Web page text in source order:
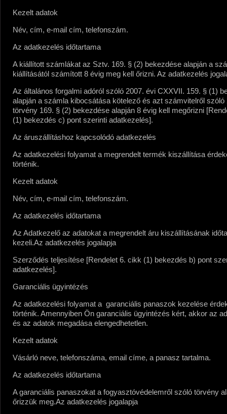
Kezelt adatok
Név, cím, e-mail cím, telefonszám.
Az adatkezelés időtartama
A kiállított számlákat az Sztv. 169. § (2) bekezdése alapján a
kiállításától számított 8 évig meg kell őrizni. Az adatkezelés
Az általános forgalmi adóról szóló 2007. évi CXXVII. 159. § (1)
alapján a számla kibocsátása kötelező és azt számvitelről szóló
törvény 169. § (2) bekezdése alapján 8 évig kell megőrizni
(1) bekezdés c) pont szerinti adatkezelés].
Az áruszállításhoz kapcsolódó adatkezelés
Az adatkezelési folyamat a megrendelt termék kiszállítása
történik.
Kezelt adatok
Név, cím, e-mail cím, telefonszám.
Az adatkezelés időtartama
Az Adatkezelő az adatokat a megrendelt áru kiszállításának
kezeli.Az adatkezelés jogalapja
Szerződés teljesítése [Rendelet 6. cikk (1) bekezdés b) pont
adatkezelés].
Garanciális ügyintézés
Az adatkezelési folyamat a garanciális panaszok kezelése
történik. Amennyiben Ön garanciális ügyintézés kért, akkor az
és az adatok megadása elengedhetetlen.
Kezelt adatok
Vásárló neve, telefonszáma, email címe, a panasz tartalma.
Az adatkezelés időtartama
A garanciális panaszokat a fogyasztóvédelemről szóló törvény
őrizzük meg.Az adatkezelés jogalapja